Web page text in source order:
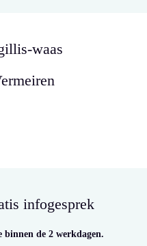
waas
infogesprek
de 2 werkdagen.